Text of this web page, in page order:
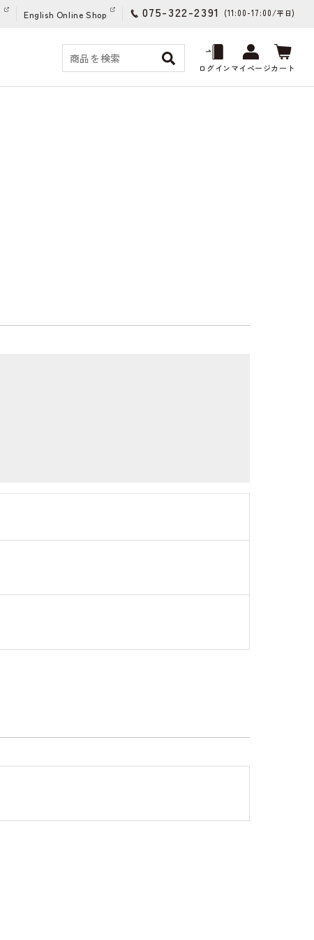
English Online Shop 075-322-2391 (11:00-17:00/平日)
ログインマイページカート